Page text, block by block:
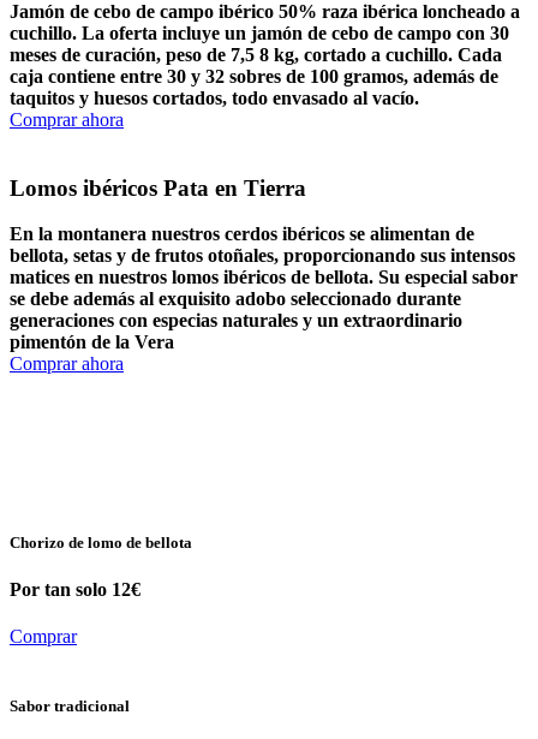
Jamón de cebo de campo ibérico 50% raza ibérica loncheado a
cuchillo. La oferta incluye un jamón de cebo de campo con 30
meses de curación, peso de 7,5 8 kg, cortado a cuchillo. Cada
caja contiene entre 30 y 32 sobres de 100 gramos, además de
taquitos y huesos cortados, todo envasado al vacío.
Comprar ahora
Lomos ibéricos Pata en Tierra
En la montanera nuestros cerdos ibéricos se alimentan de
bellota, setas y de frutos otoñales, proporcionando sus intensos
matices en nuestros lomos ibéricos de bellota. Su especial sabor
se debe además al exquisito adobo seleccionado durante
generaciones con especias naturales y un extraordinario
pimentón de la Vera
Comprar ahora
Chorizo de lomo de bellota
Por tan solo 12€
Comprar
Sabor tradicional